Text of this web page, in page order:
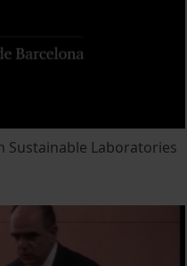
Sustainable Laboratories